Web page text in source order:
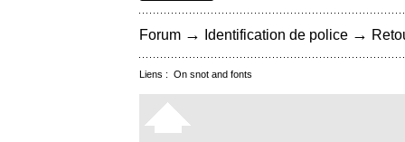
Forum → Identification de police →
Liens : On snot and fonts